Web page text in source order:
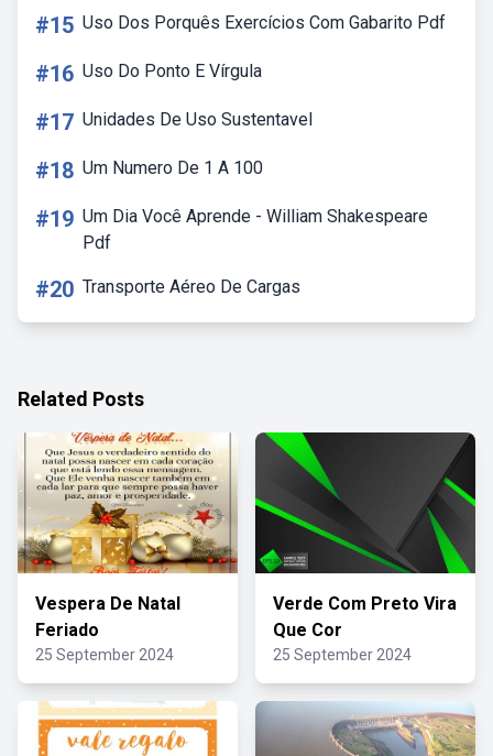
#15 Uso Dos Porquês Exercícios Com Gabarito Pdf
#16 Uso Do Ponto E Vírgula
#17 Unidades De Uso Sustentavel
#18 Um Numero De 1 A 100
#19 Um Dia Você Aprende - William Shakespeare
Pdf
#20 Transporte Aéreo De Cargas
Related Posts
Vespera De Natal
Feriado
25 September 2024
Verde Com Preto Vira
Que Cor
25 September 2024